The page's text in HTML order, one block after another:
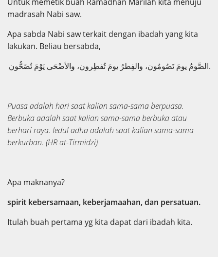
madrasah Nabi saw.
Apa sabda Nabi saw terkait dengan ibadah yang kita
lakukan. Beliau bersabda,
الصَّومُ يومَ تَصُومُون، والفِطرُ يومَ تُفطِرون، والأضْحَى يَوْمَ تُضَحُّون.
Puasa adalah hari saat kalian sama-sama berpuasa.
Berbuka adalah saat kalian sama-sama berbuka atau
berhari raya. Iedul adha adalah saat kalian sama-sama
berkurban. (HR at-Tirmidzi)
Apa maknanya?
spirit kebersamaan, keberjamaahan, dan persatuan.
Itulah buah pertama yg kita dapat dari ibadah kita.